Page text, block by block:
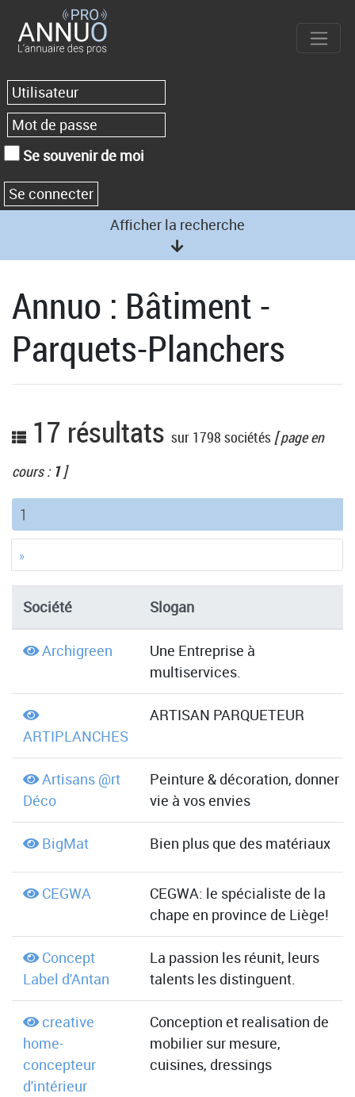
Se souvenir de moi
Afficher la recherche
Annuo : Bâtiment -
Parquets-Planchers
17 résultats sur 1798 sociétés [ page en
cours : 1]
1
»
Société Slogan
Archigreen
Une Entreprise à
multiservices.
ARTIPLANCHES
ARTISAN PARQUETEUR
Artisans @rt
Déco
Peinture & décoration, donner
vie à vos envies
BigMat Bien plus que des matériaux
CEGWA
CEGWA: le spécialiste de la
chape en province de Liège!
Concept
Label d'Antan
La passion les réunit, leurs
talents les distinguent.
creative
home-
concepteur
d'intérieur
Conception et realisation de
mobilier sur mesure,
cuisines, dressings